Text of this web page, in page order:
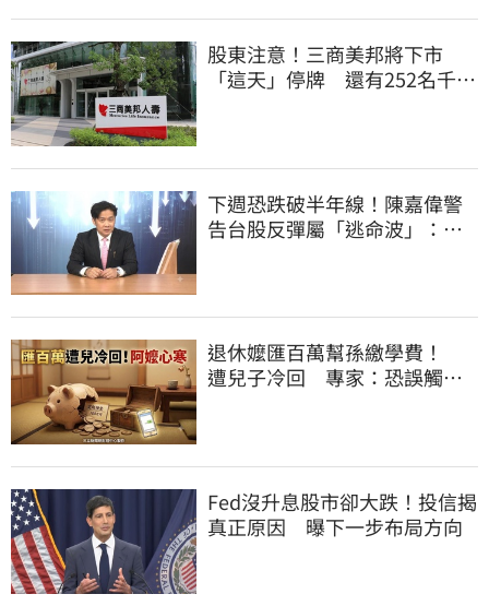
股東注意！三商美邦將下市
「這天」停牌 還有252名千張
下週恐跌破半年線！陳嘉偉警
告台股反彈屬「逃命波」：空
退休嬤匯百萬幫孫繳學費！
遭兒子冷回 專家：恐誤觸贈
Fed沒升息股市卻大跌！投信揭
真正原因 曝下一步布局方向